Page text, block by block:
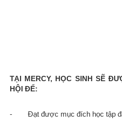
TẠI MERCY, HỌC SINH SẼ
HỘI ĐỂ:
- Đạt được mục đích học tập